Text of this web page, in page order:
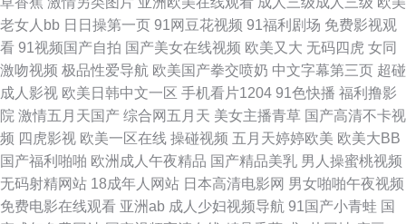
摸人人爱 精东视频传媒 婷婷丁香欧美一区 91的官方入口 亚洲欧美一区日韩
九九这里是精品 久久亚洲第一 人人摸人人干人人 免费www 国产日产欧美精
品久久 69日本人 欧美三区在线成人 91n最新地址发布 激情小说QVODAV 综
合久欧洲 日韩38页 福利社区爱爱 豆花精品视频 欧美日韩精品 久草福利资源
视频在线观看 在线观看视频午夜 亚洲AV色色导航 91爱在线视频 国产福利一
老女人bb 日日操第一页 91网豆花视频 91福利剧场 免费影视观
看 91视频国产自拍 国产美女在线视频 欧美又大 无码四虎 女同
激吻视频 极品性爱导航 欧美国产拳交喷奶 中文字幕第三页 超碰
成人影视 欧美日韩中文一区 手机看片1204 91色快播 福利撸影
院 激情五月天国产 综合网五月天 美女主播青草 国产高清不卡视
频 四虎影视 欧美一区在线 操碰视频 五月天婷婷欧美 欧美大BB
国产福利啪啪 欧洲成人午夜精品 国产精品美乳 男人操蜜桃视频
无码射精网站 18成年人网站 日本高清电影网 男女啪啪午夜视频
免费电影在线观看 亚洲ab 成人少妇视频导航 91国产小青蛙 国